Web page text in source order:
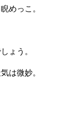
めっこ。
ょう。
は微妙。